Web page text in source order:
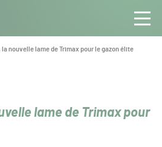
la nouvelle lame de Trimax pour le gazon élite
lame de Trimax pour